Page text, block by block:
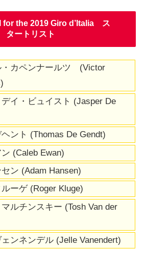
for the 2019 Giro d’Italia ス
タートリスト
・カペンナールツ (Victor
イ・ビュイスト (Jasper De
ヘント (Thomas De Gendt)
(Caleb Ewan)
ン (Adam Hansen)
ーゲ (Roger Kluge)
マルチンスキー (Tosh Van der
ンネンデル (Jelle Vanendert)